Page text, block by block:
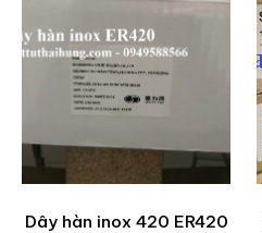
Dây hàn inox 420 ER420